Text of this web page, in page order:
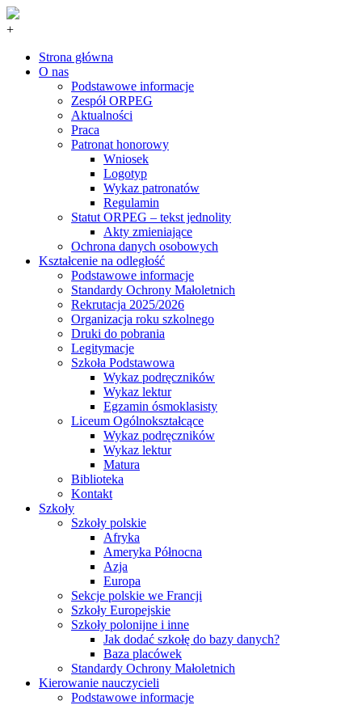
+
Strona główna
O nas
Podstawowe informacje
Zespół ORPEG
Aktualności
Praca
Patronat honorowy
Wniosek
Logotyp
Wykaz patronatów
Regulamin
Statut ORPEG – tekst jednolity
Akty zmieniające
Ochrona danych osobowych
Kształcenie na odległość
Podstawowe informacje
Standardy Ochrony Małoletnich
Rekrutacja 2025/2026
Organizacja roku szkolnego
Druki do pobrania
Legitymacje
Szkoła Podstawowa
Wykaz podręczników
Wykaz lektur
Egzamin ósmoklasisty
Liceum Ogólnokształcące
Wykaz podręczników
Wykaz lektur
Matura
Biblioteka
Kontakt
Szkoły
Szkoły polskie
Afryka
Ameryka Północna
Azja
Europa
Sekcje polskie we Francji
Szkoły Europejskie
Szkoły polonijne i inne
Jak dodać szkołę do bazy danych?
Baza placówek
Standardy Ochrony Małoletnich
Kierowanie nauczycieli
Podstawowe informacje